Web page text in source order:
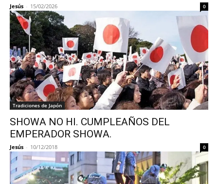
Jesús - 15/02/2026 0
Tradiciones de Japón
SHOWA NO HI. CUMPLEAÑOS DEL
EMPERADOR SHOWA.
Jesús - 10/12/2018 0